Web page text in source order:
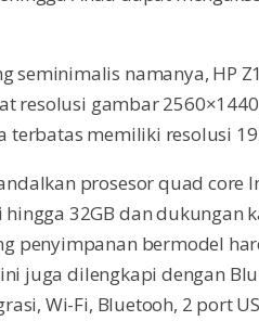
seminimalis namanya, HP
resolusi gambar
terbatas memiliki resolusi
prosesor quad core
32GB dan dukungan
penyimpanan bermodel
ini juga dilengkapi dengan
Wi-Fi, Bluetooh, 2 port